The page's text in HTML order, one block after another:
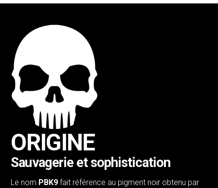
ORIGINE
Sauvagerie et sophistication
Le nom PBK9 fait référence au pigment noir obtenu par